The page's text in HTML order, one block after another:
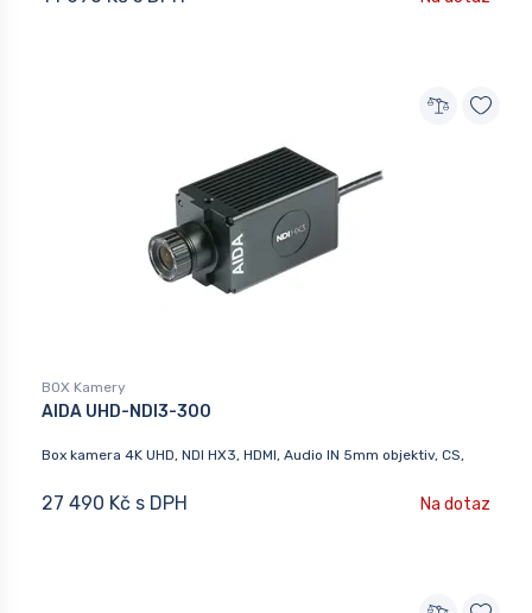
BOX Kamery
AIDA UHD-NDI3-300
Box kamera 4K UHD, NDI HX3, HDMI, Audio IN 5mm objektiv, CS,
27 490 Kč s DPH Na dotaz